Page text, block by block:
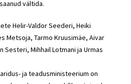
vältida.
Helir-Valdor Seederi, Heiki
Metsoja, Tarmo Kruusimäe, Aivar
Sesteri, Mihhail Lotmani ja Urmas
ja teadusministeerium on